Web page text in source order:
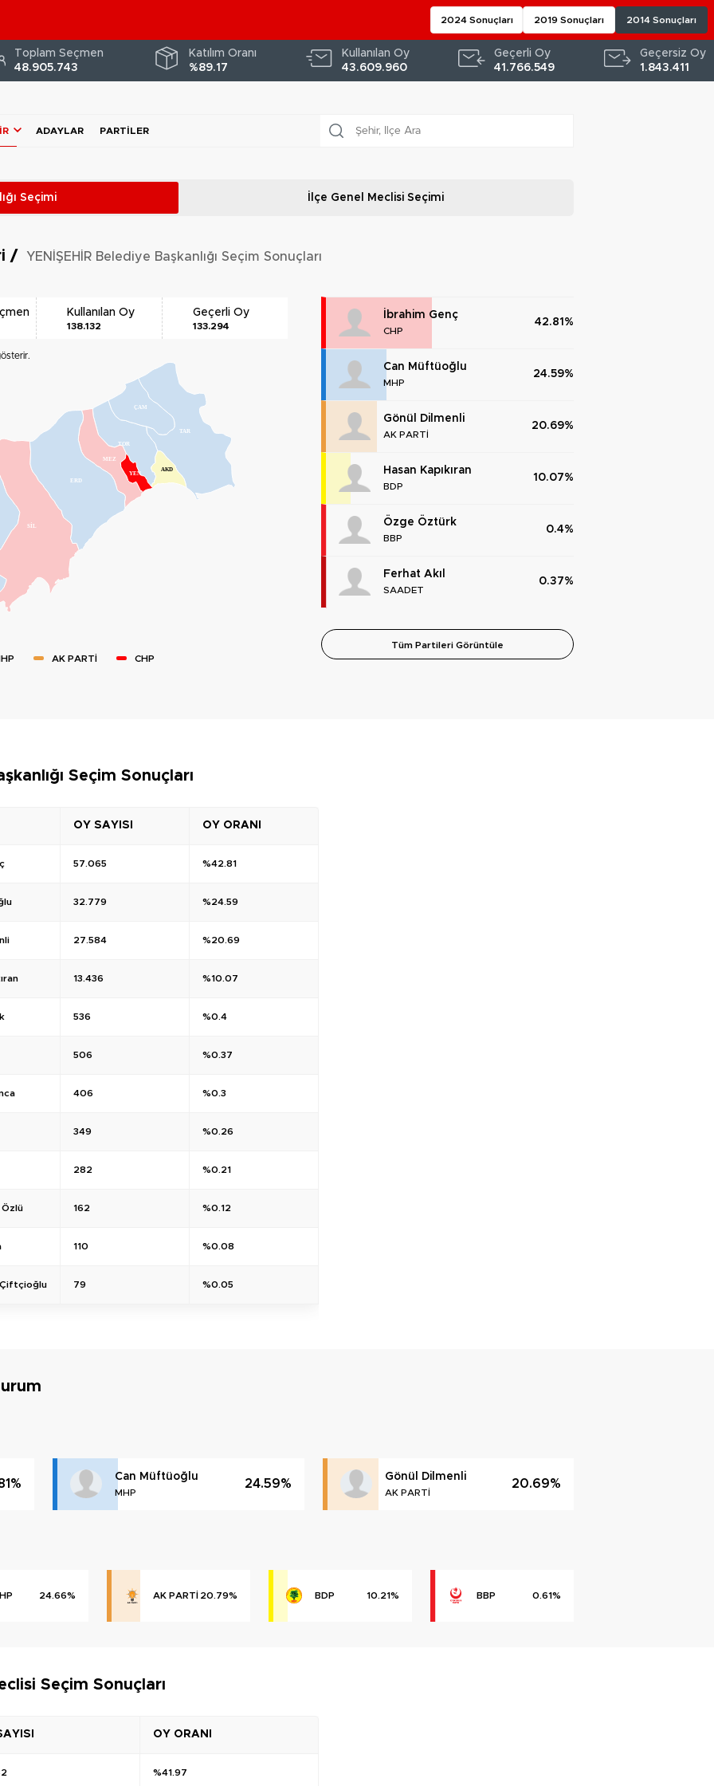
2024 Sonuçları 2019 Sonuçları 2014 Sonuçları
Toplam Seçmen
48.905.743
Katılım Oranı
%89.17
Kullanılan Oy
43.609.960
Geçerli Oy
41.766.549
Geçersiz Oy
1.843.411
ADAYLAR PARTILER
Seçimi İlçe Genel MeclisiSeçimi
/ YENİŞEHİR Belediye Başkanlığı Seçim Sonuçları
Kullanılan Oy
138.132
Geçerli Oy
133.294
TOR
TAR
ÇAM
MEZ
YEN
AKD
SİL
ERD
AK PARTİ CHP
İbrahim Genç
CHP
42.81%
Can Müftüoğlu
MHP
24.59%
Gönül Dilmenli
AK PARTİ
20.69%
Hasan Kapıkıran
BDP
10.07%
Özge Öztürk
BBP
0.4%
Ferhat Akıl
SAADET
0.37%
Tüm Partileri Görüntüle
Seçim Sonuçları
OY SAYISI OY ORANI
57.065 %42.81
32.779 %24.59
27.584 %20.69
13.436 %10.07
536 %0.4
506 %0.37
406 %0.3
349 %0.26
282 %0.21
Özlü 162 %0.12
110 %0.08
79 %0.05
Can Müftüoğlu
MHP
24.59%
Gönül Dilmenli
AK PARTİ
20.69%
24.66% AK PARTİ 20.79% BDP 10.21% BBP 0.61%
Seçim Sonuçları
OY ORANI
%41.97